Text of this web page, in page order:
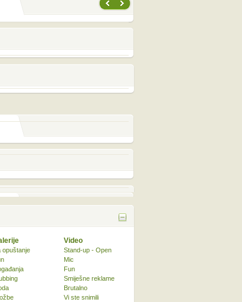
opuštanje
Video
Stand-up - Open
Mic
Fun
Smiješne reklame
Brutalno
Vi ste snimili